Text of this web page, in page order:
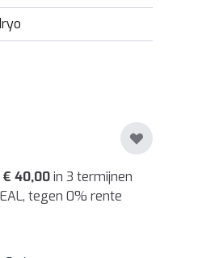
€ 40,00in 3 termijnen
tegen 0% rente